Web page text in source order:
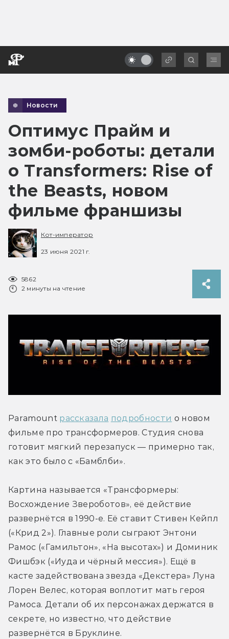
Новости
Оптимус Прайм и
зомби-роботы: детали
о Transformers: Rise of
the Beasts, новом
фильме франшизы
Кот-император
23 июня 2021 г.
5862
2 минуты на чтение
Paramount рассказала подробности о новом
фильме про трансформеров. Студия снова
готовит мягкий перезапуск — примерно так,
как это было с «Бамблби».
Картина называется «Трансформеры:
Восхождение Звероботов», её действие
развернётся в 1990-е. Её ставит Стивен Кейпл
(«Крид 2»). Главные роли сыграют Энтони
Рамос («Гамильтон», «На высотах») и Доминик
Фишбэк («Иуда и чёрный мессия»). Ещё в
касте задействована звезда «Декстера» Луна
Лорен Велес, которая воплотит мать героя
Рамоса. Детали об их персонажах держатся в
секрете, но известно, что действие
развернётся в Бруклине.